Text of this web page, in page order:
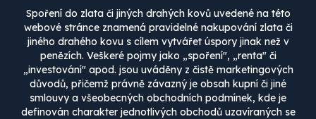
Spoření do zlata či jiných drahých kovů uvedené na této
webové stránce znamená pravidelné nakupování zlata či
jiného drahého kovu s cílem vytvářet úspory jinak než v
penězích. Veškeré pojmy jako „spoření", „renta" či
„investování" apod. jsou uváděny z čistě marketingových
důvodů, přičemž právně závazný je obsah kupní či jiné
smlouvy a všeobecných obchodních podmínek, kde je
definován charakter jednotlivých obchodů uzavíraných se